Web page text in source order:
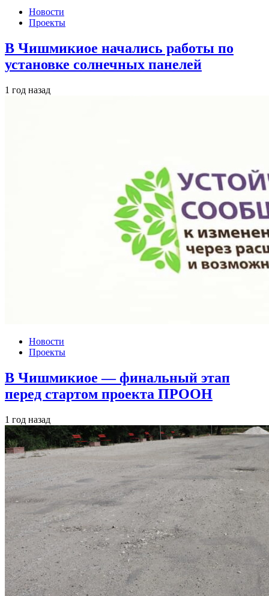
Новости
Проекты
В Чишмикиое начались работы по
установке солнечных панелей
1 год назад
Новости
Проекты
В Чишмикиое — финальный этап
перед стартом проекта ПРООН
1 год назад